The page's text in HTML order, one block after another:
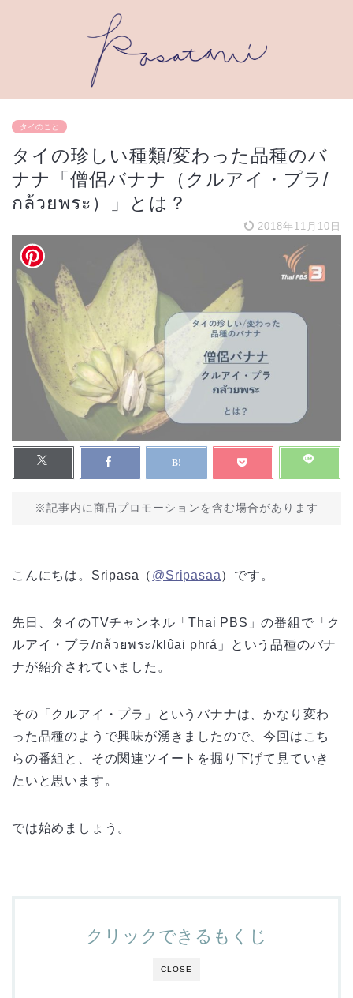
タイのこと
タイの珍しい種類/変わった品種のバ
ナナ「僧侶バナナ（クルアイ・プラ/
กล้วยพระ）」とは？
2018年11月10日
※記事内に商品プロモーションを含む場合があります
こんにちは。Sripasa（ @Sripasaa）です。
先日、タイのTVチャンネル「Thai PBS」の番組で「ク
ルアイ・プラ/กล้วยพระ/klûai phrá」という品種のバナ
ナが紹介されていました。
その「クルアイ・プラ」というバナナは、かなり変わ
った品種のようで興味が湧きましたので、今回はこち
らの番組と、その関連ツイートを掘り下げて見ていき
たいと思います。
では始めましょう。
CLOSE
クリックできるもくじ